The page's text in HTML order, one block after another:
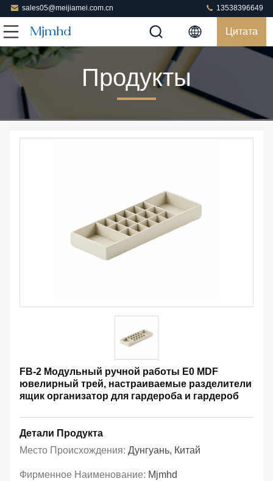
sales05@meijiamei.com.cn 13538396649
Цитата
Продукты
FB-2 Модульный ручной работы E0 MDF
ювелирный трей, настраиваемые разделители
ящик организатор для гардероба и гардероб
Детали Продукта
Место Происхождения: Дунгуань, Китай
Фирменное Наименование: Mjmhd